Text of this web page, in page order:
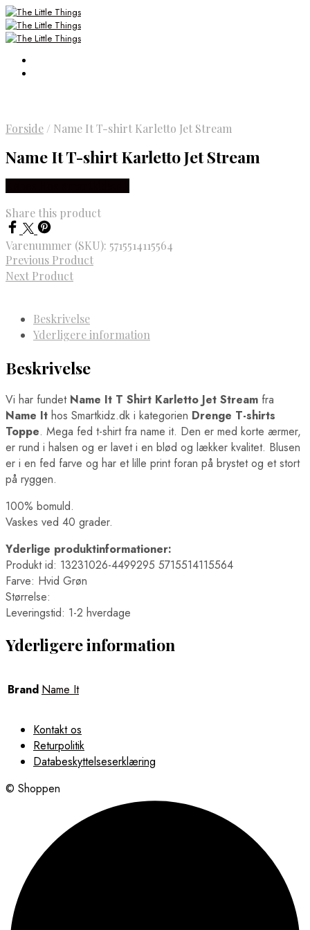
Forside / Name It T-shirt Karletto Jet Stream
Name It T-shirt Karletto Jet Stream
Share this product
Varenummer (SKU): 5715514115564
Previous Product
Next Product
Beskrivelse
Yderligere information
Beskrivelse
Vi har fundet Name It T Shirt Karletto Jet Stream fra
Name It hos Smartkidz.dk i kategorien Drenge T-shirts
Toppe. Mega fed t-shirt fra name it. Den er med korte ærmer,
er rund i halsen og er lavet i en blød og lækker kvalitet. Blusen
er i en fed farve og har et lille print foran på brystet og et stort
på ryggen.
100% bomuld.
Vaskes ved 40 grader.
Yderlige produktinformationer:
Produkt id: 13231026-4499295 5715514115564
Farve: Hvid Grøn
Størrelse:
Leveringstid: 1-2 hverdage
Yderligere information
Brand Name It
Kontakt os
Returpolitik
Databeskyttelseserklæring
© Shoppen